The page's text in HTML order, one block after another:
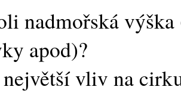
nadmořská
apod)?
vliv na